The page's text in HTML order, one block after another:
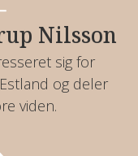
Nilsson
sig for
og deler
viden.